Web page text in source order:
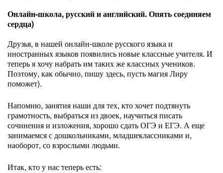
Онлайн-школа, русский и английский. Опять соединяем
сердца)
Друзья, в нашей онлайн-школе русского языка и
иностранных языков появились новые классные учителя. И
теперь я хочу набрать им таких же классных учеников.
Поэтому, как обычно, пишу здесь, пусть магия Лиру
поможет).
Напомню, занятия наши для тех, кто хочет подтянуть
грамотность, выбраться из двоек, научиться писать
сочинения и изложения, хорошо сдать ОГЭ и ЕГЭ. А еще
занимаемся с дошкольниками, младшеклассниками и,
наоборот, со взрослыми людьми.
Итак, кто у нас теперь есть: